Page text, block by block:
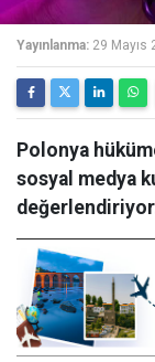
Yayınlanma: 29 Mayıs
Polonya
sosyal medya